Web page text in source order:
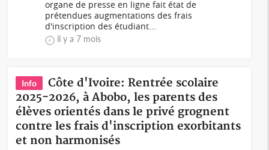
organe de presse en ligne fait état de
prétendues augmentations des frais
d'inscription des étudiant...
il y a 7 mois
Info
Côte d'Ivoire: Rentrée scolaire
2025-2026, à Abobo, les parents des
élèves orientés dans le privé grognent
contre les frais d'inscription exorbitants
et non harmonisés